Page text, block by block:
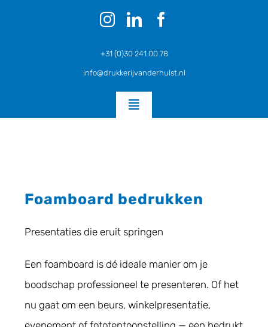
+31 (0)30 241 00 78
info@drukkerijvanderhulst.nl
Toggle
Zakelijk Drukwerk
Trouwkaarten
Foamboard bedrukken
Presentaties die eruit springen
Een foamboard is dé ideale manier om je
boodschap professioneel te presenteren. Of het
nu gaat om een beurs, winkelpresentatie,